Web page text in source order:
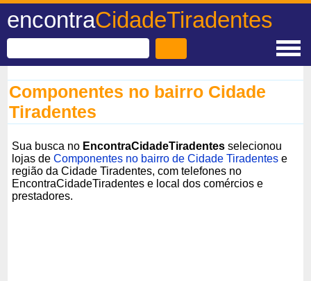
encontraCidadeTiradentes
Componentes no bairro Cidade
Tiradentes
Sua busca no EncontraCidadeTiradentes selecionou
lojas deComponentes no bairro de Cidade Tiradentes e
região da Cidade Tiradentes, com telefones no
EncontraCidadeTiradentes e local dos comércios e
prestadores.